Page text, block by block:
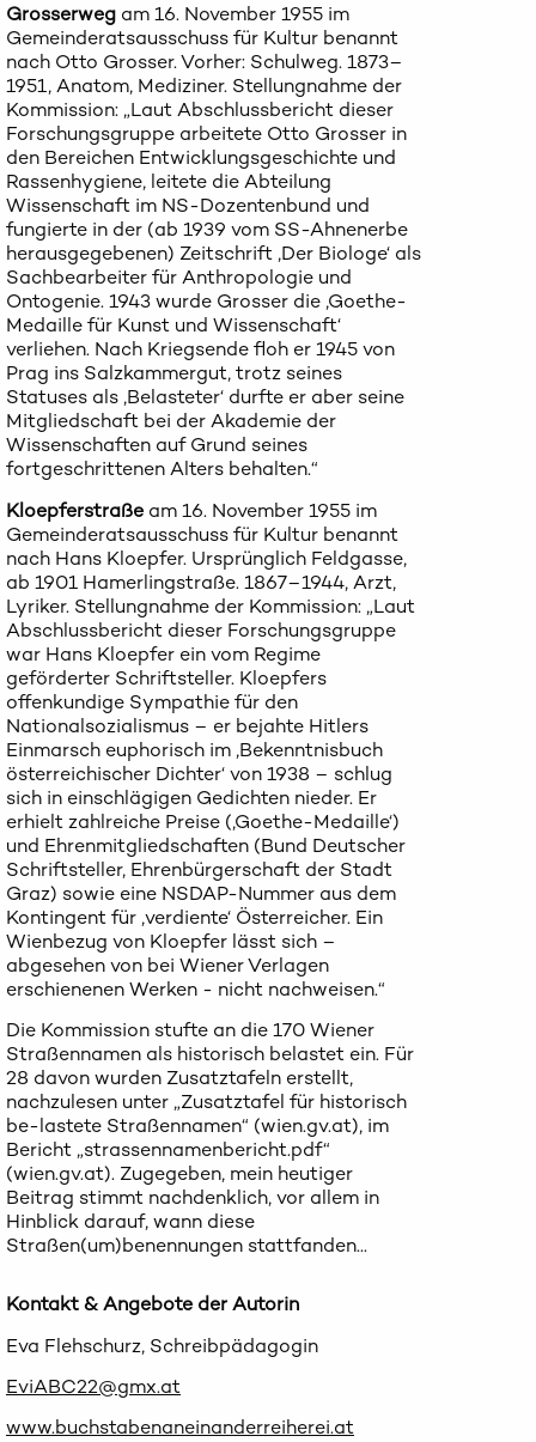
Grosserweg am 16. November 1955 im
Gemeinderatsausschuss für Kultur benannt
nach Otto Grosser. Vorher: Schulweg. 1873–
1951, Anatom, Mediziner. Stellungnahme der
Kommission: „Laut Abschlussbericht dieser
Forschungsgruppe arbeitete Otto Grosser in
den Bereichen Entwicklungsgeschichte und
Rassenhygiene, leitete die Abteilung
Wissenschaft im NS-Dozentenbund und
fungierte in der (ab 1939 vom SS-Ahnenerbe
herausgegebenen) Zeitschrift ‚Der Biologe‘ als
Sachbearbeiter für Anthropologie und
Ontogenie. 1943 wurde Grosser die ‚Goethe-
Medaille für Kunst und Wissenschaft‘
verliehen. Nach Kriegsende floh er 1945 von
Prag ins Salzkammergut, trotz seines
Statuses als ‚Belasteter‘ durfte er aber seine
Mitgliedschaft bei der Akademie der
Wissenschaften auf Grund seines
fortgeschrittenen Alters behalten.“
Kloepferstraße am 16. November 1955 im
Gemeinderatsausschuss für Kultur benannt
nach Hans Kloepfer. Ursprünglich Feldgasse,
ab 1901 Hamerlingstraße. 1867–1944, Arzt,
Lyriker. Stellungnahme der Kommission: „Laut
Abschlussbericht dieser Forschungsgruppe
war Hans Kloepfer ein vom Regime
geförderter Schriftsteller. Kloepfers
offenkundige Sympathie für den
Nationalsozialismus – er bejahte Hitlers
Einmarsch euphorisch im ‚Bekenntnisbuch
österreichischer Dichter‘ von 1938 – schlug
sich in einschlägigen Gedichten nieder. Er
erhielt zahlreiche Preise (‚Goethe-Medaille‘)
und Ehrenmitgliedschaften (Bund Deutscher
Schriftsteller, Ehrenbürgerschaft der Stadt
Graz) sowie eine NSDAP-Nummer aus dem
Kontingent für ‚verdiente‘ Österreicher. Ein
Wienbezug von Kloepfer lässt sich –
abgesehen von bei Wiener Verlagen
erschienenen Werken - nicht nachweisen.“
Die Kommission stufte an die 170 Wiener
Straßennamen als historisch belastet ein. Für
28 davon wurden Zusatztafeln erstellt,
nachzulesen unter „Zusatztafel für historisch
be-lastete Straßennamen“ (wien.gv.at), im
Bericht „strassennamenbericht.pdf“
(wien.gv.at). Zugegeben, mein heutiger
Beitrag stimmt nachdenklich, vor allem in
Hinblick darauf, wann diese
Straßen(um)benennungen stattfanden...
Kontakt & Angebote der Autorin
Eva Flehschurz, Schreibpädagogin
EviABC22@gmx.at
www.buchstabenaneinanderreiherei.at